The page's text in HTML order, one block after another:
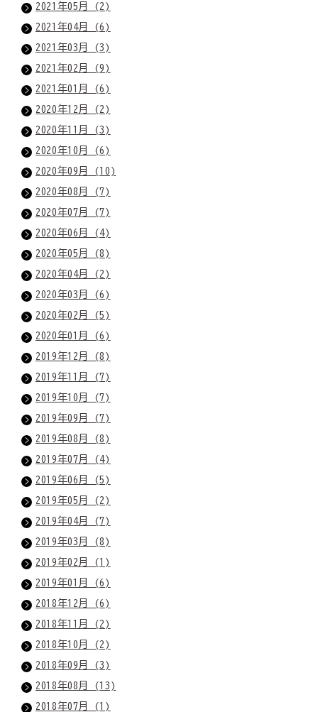
2021年05月 (2)
2021年04月 (6)
2021年03月 (3)
2021年02月 (9)
2021年01月 (6)
2020年12月 (2)
2020年11月 (3)
2020年10月 (6)
2020年09月 (10)
2020年08月 (7)
2020年07月 (7)
2020年06月 (4)
2020年05月 (8)
2020年04月 (2)
2020年03月 (6)
2020年02月 (5)
2020年01月 (6)
2019年12月 (8)
2019年11月 (7)
2019年10月 (7)
2019年09月 (7)
2019年08月 (8)
2019年07月 (4)
2019年06月 (5)
2019年05月 (2)
2019年04月 (7)
2019年03月 (8)
2019年02月 (1)
2019年01月 (6)
2018年12月 (6)
2018年11月 (2)
2018年10月 (2)
2018年09月 (3)
2018年08月 (13)
2018年07月 (1)